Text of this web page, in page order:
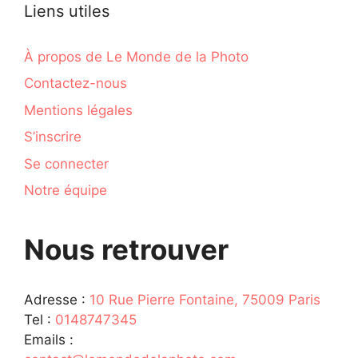
Liens utiles
À propos de Le Monde de la Photo
Contactez-nous
Mentions légales
S’inscrire
Se connecter
Notre équipe
Nous retrouver
Adresse : 10 Rue Pierre Fontaine, 75009 Paris
Tel : 0148747345
Emails :